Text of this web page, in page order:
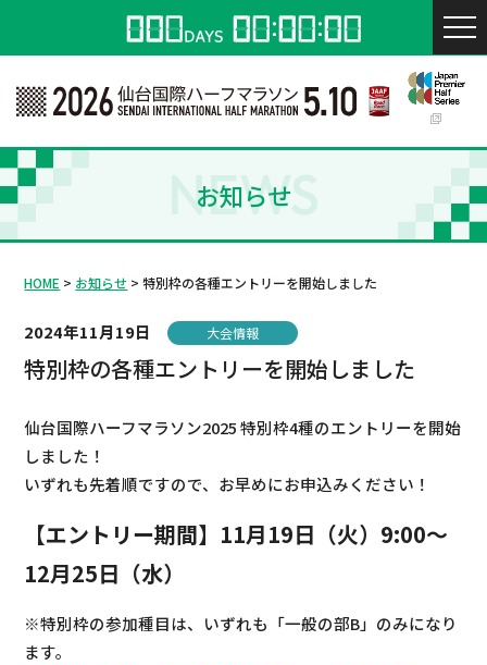
お知らせ
NEWS
HOME お知らせ 特別枠の各種エントリーを開始しました
2024年11月19日 大会情報
特別枠の各種エントリーを開始しました
仙台国際ハーフマラソン2025 特別枠4種のエントリーを開始
しました！
いずれも先着順ですので、お早めにお申込みください！
【エントリー期間】11月19日（火）9:00～
12月25日（水）
※特別枠の参加種目は、いずれも「一般の部B」のみになり
ます。